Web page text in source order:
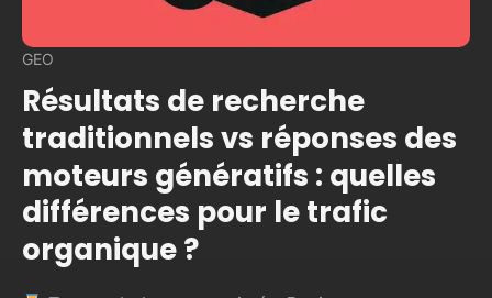
GEO
Résultats de recherche
traditionnels vs réponses des
moteurs génératifs : quelles
différences pour le trafic
organique ?